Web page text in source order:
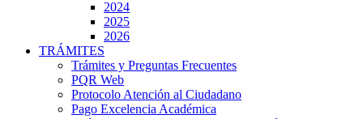
2024
2025
2026
TRÁMITES
Trámites y Preguntas Frecuentes
PQR Web
Protocolo Atención al Ciudadano
Pago Excelencia Académica